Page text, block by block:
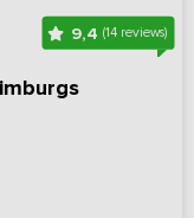
9,4(14 reviews)